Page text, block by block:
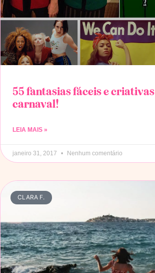
55 fantasias fáceis e
carnaval!
LEIA MAIS »
janeiro 31, 2017 Nenhum comentário
CLARA F.